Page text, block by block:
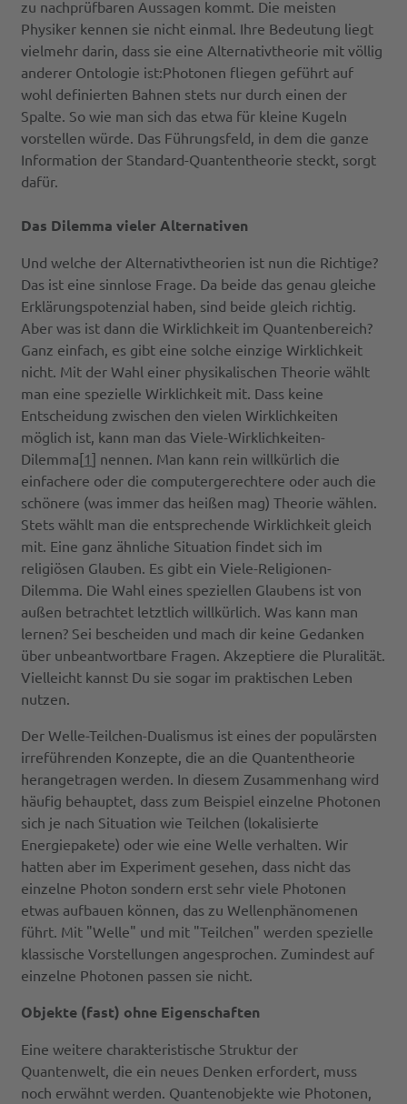
zu nachprüfbaren Aussagen kommt. Die meisten
Physiker kennen sie nicht einmal. Ihre Bedeutung liegt
vielmehr darin, dass sie eine Alternativtheorie mit völlig
anderer Ontologie ist:Photonen fliegen geführt auf
wohl definierten Bahnen stets nur durch einen der
Spalte. So wie man sich das etwa für kleine Kugeln
vorstellen würde. Das Führungsfeld, in dem die ganze
Information der Standard-Quantentheorie steckt, sorgt
dafür.
Das Dilemma vieler Alternativen
Und welche der Alternativtheorien ist nun die Richtige?
Das ist eine sinnlose Frage. Da beide das genau gleiche
Erklärungspotenzial haben, sind beide gleich richtig.
Aber was ist dann die Wirklichkeit im Quantenbereich?
Ganz einfach, es gibt eine solche einzige Wirklichkeit
nicht. Mit der Wahl einer physikalischen Theorie wählt
man eine spezielle Wirklichkeit mit. Dass keine
Entscheidung zwischen den vielen Wirklichkeiten
möglich ist, kann man das Viele-Wirklichkeiten-
Dilemma[1] nennen. Man kann rein willkürlich die
einfachere oder die computergerechtere oder auch die
schönere (was immer das heißen mag) Theorie wählen.
Stets wählt man die entsprechende Wirklichkeit gleich
mit. Eine ganz ähnliche Situation findet sich im
religiösen Glauben. Es gibt ein Viele-Religionen-
Dilemma. Die Wahl eines speziellen Glaubens ist von
außen betrachtet letztlich willkürlich. Was kann man
lernen? Sei bescheiden und mach dir keine Gedanken
über unbeantwortbare Fragen. Akzeptiere die Pluralität.
Vielleicht kannst Du sie sogar im praktischen Leben
nutzen.
Der Welle-Teilchen-Dualismus ist eines der populärsten
irreführenden Konzepte, die an die Quantentheorie
herangetragen werden. In diesem Zusammenhang wird
häufig behauptet, dass zum Beispiel einzelne Photonen
sich je nach Situation wie Teilchen (lokalisierte
Energiepakete) oder wie eine Welle verhalten. Wir
hatten aber im Experiment gesehen, dass nicht das
einzelne Photon sondern erst sehr viele Photonen
etwas aufbauen können, das zu Wellenphänomenen
führt. Mit "Welle" und mit "Teilchen" werden spezielle
klassische Vorstellungen angesprochen. Zumindest auf
einzelne Photonen passen sie nicht.
Objekte (fast) ohne Eigenschaften
Eine weitere charakteristische Struktur der
Quantenwelt, die ein neues Denken erfordert, muss
noch erwähnt werden. Quantenobjekte wie Photonen,